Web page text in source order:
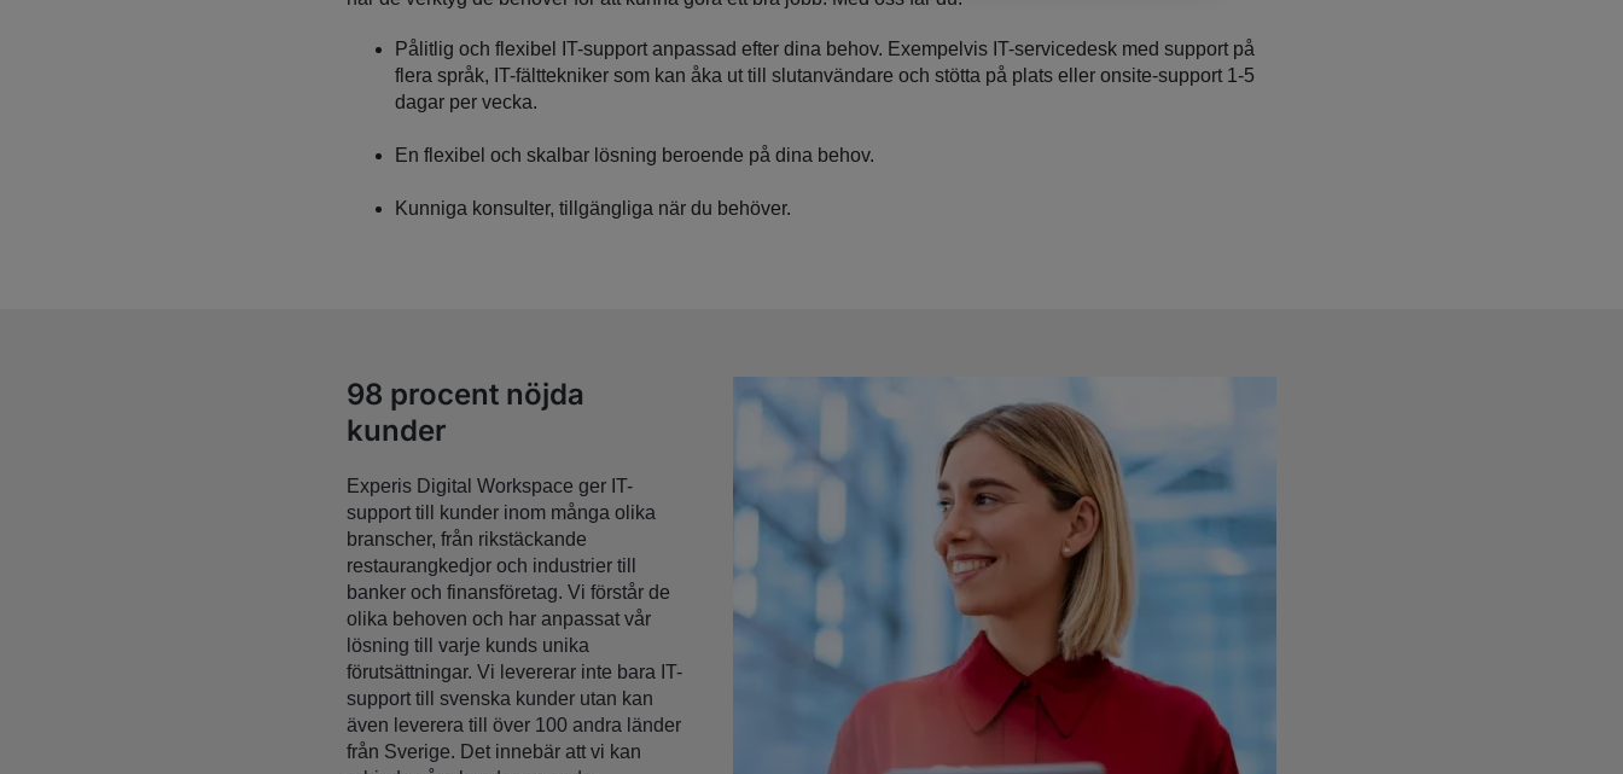
Pålitlig och flexibel IT-support anpassad efter dina behov. Exempelvis IT-servicedesk med support på
flera språk, IT-fälttekniker som kan åka ut till slutanvändare och stötta på plats eller onsite-support 1-5
dagar per vecka.
En flexibel och skalbar lösning beroende på dina behov.
Kunniga konsulter, tillgängliga när du behöver.
98 procent nöjda
kunder
Experis Digital Workspace ger IT-
support till kunder inom många olika
branscher, från rikstäckande
restaurangkedjor och industrier till
banker och finansföretag. Vi förstår de
olika behoven och har anpassat vår
lösning till varje kunds unika
förutsättningar. Vi levererar inte bara IT-
support till svenska kunder utan kan
även leverera till över 100 andra länder
från Sverige. Det innebär att vi kan